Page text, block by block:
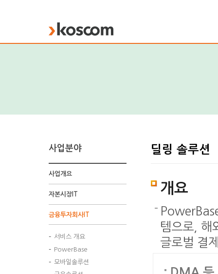
KOSCOM
사업분야
사업개요
자본시장IT
금융투자회사IT
서비스 개요
PowerBase
모바일솔루션
딜링 솔루션
개요
템으로,
글로벌 결